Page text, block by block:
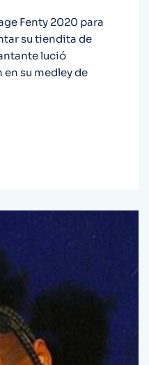
Fenty 2020 para
su tiendita de
lució
su medley de